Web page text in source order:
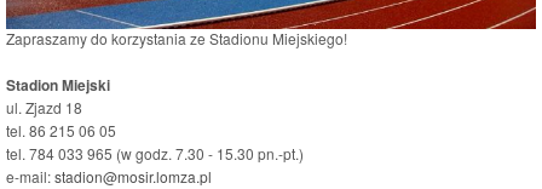
Zapraszamy do korzystania ze Stadionu Miejskiego!
Stadion Miejski
ul. Zjazd 18
tel. 86 215 06 05
tel. 784 033 965 (w godz. 7.30 - 15.30 pn.-pt.)
e-mail:stadion@mosir.lomza.pl